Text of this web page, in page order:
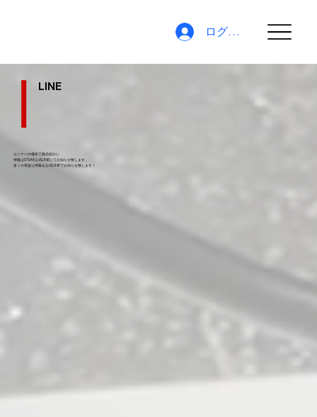
ログイン
LINE
セミナーや優良工務店紹介に
情報はO'SAK公式LINEにてお知らせ致します。
​多くの有益な情報を公式LINEでお知らせ致します！